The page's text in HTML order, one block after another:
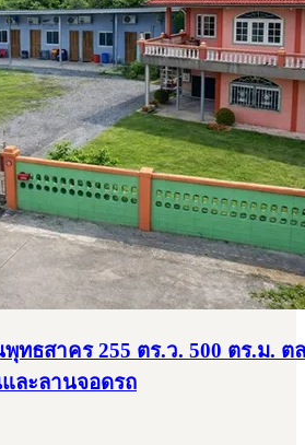
ทธสาคร 255 ตร.ว. 500 ตร.ม. ต
ละลานจอดรถ